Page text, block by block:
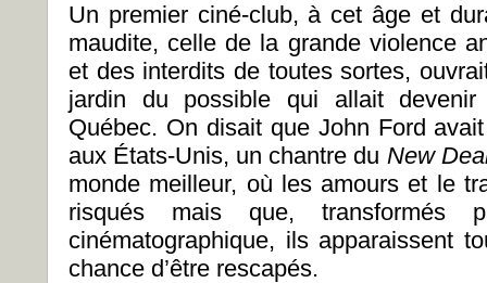
Un premier ciné-club, à cet âge et
maudite, celle de la grande violence
et des interdits de toutes sortes,
jardin du possible qui allait
Québec. On disait que John Ford
aux États-Unis, un chantre du New
monde meilleur, où les amours et le
risqués mais que, transformés
cinématographique, ils apparaissent
chance d’être rescapés.